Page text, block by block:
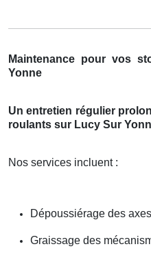
Maintenance pour vos
Yonne
Un entretien régulier
roulants sur Lucy Sur
Nos services incluent :
Dépoussiérage des
Graissage des